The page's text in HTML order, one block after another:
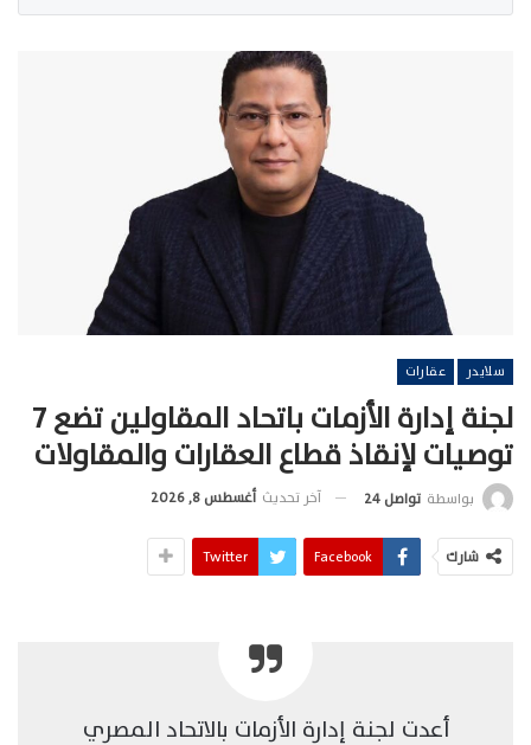
سلايدر عقارات
لجنة إدارة الأزمات باتحاد المقاولين تضع 7
توصيات لإنقاذ قطاع العقارات والمقاولات
بواسطة تواصل 24 آخر تحديث أغسطس 8, 2026
شارك Facebook
Twitter
أعدت لجنة إدارة الأزمات بالاتحاد المصري